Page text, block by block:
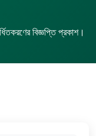
বিজ্ঞপ্তি প্রকাশ।